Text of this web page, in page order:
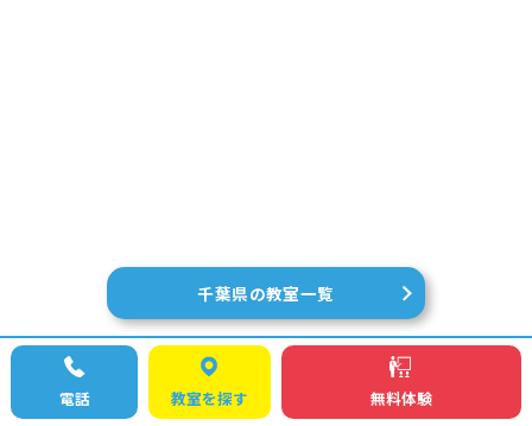
千葉県の教室一覧
電話 教室を探す 無料体験